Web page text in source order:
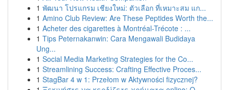
1 พัฒนา โปรแกรม เชียงใหม่: ตัวเลือก ที่เหมาะสม แก...
1 Amino Club Review: Are These Peptides Worth the...
1 Acheter des cigarettes à Montréal-Trécote : ...
1 Tips Peternakanwin: Cara Mengawali Budidaya
Ung...
1 Social Media Marketing Strategies for the Co...
1 Streamlining Success: Crafting Effective Proces...
1 StagBar 4 w 1: Przełom w Aktywności fizycznej?